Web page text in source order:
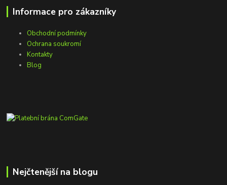
Informace pro zákazníky
Obchodní podmínky
Ochrana soukromí
Kontakty
Blog
Nejčtenější na blogu